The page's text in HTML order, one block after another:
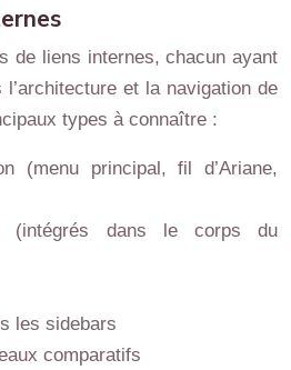
de liens internes, chacun ayant
et la navigation de
types à connaître :
(menu principal, fil d’Ariane,
(intégrés dans le corps du
les sidebars
comparatifs